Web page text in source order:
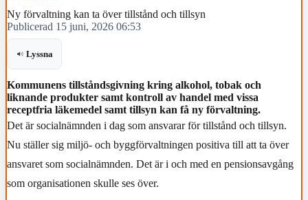
Ny förvaltning kan ta över tillstånd och tillsyn
Publicerad 15 juni, 2026 06:53
Lyssna
Kommunens tillståndsgivning kring alkohol, tobak och
liknande produkter samt kontroll av handel med vissa
receptfria läkemedel samt tillsyn kan få ny förvaltning.
Det är socialnämnden i dag som ansvarar för tillstånd och tillsyn.
Nu ställer sig miljö- och byggförvaltningen positiva till att ta över
ansvaret som socialnämnden. Det är i och med en pensionsavgång
som organisationen skulle ses över.